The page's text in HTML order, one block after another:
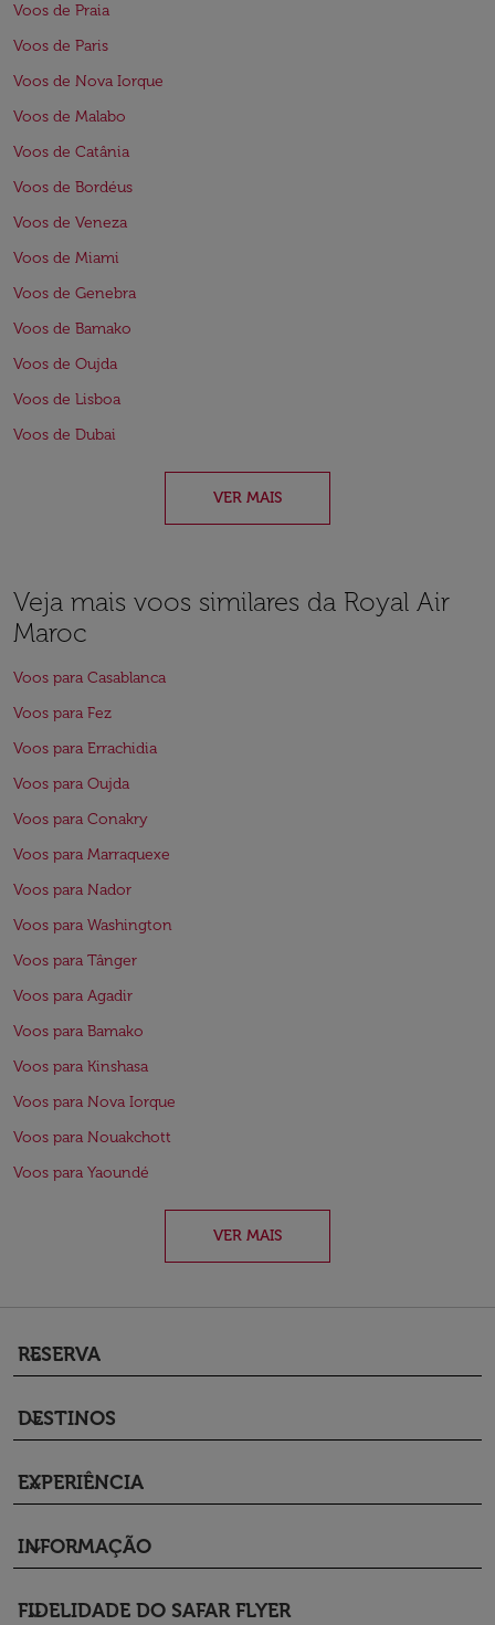
Voos de Praia
Voos de Paris
Voos de Nova Iorque
Voos de Malabo
Voos de Catânia
Voos de Bordéus
Voos de Veneza
Voos de Miami
Voos de Genebra
Voos de Bamako
Voos de Oujda
Voos de Lisboa
Voos de Dubai
VER MAIS
Veja mais voos similares da Royal Air
Maroc
Voos para Casablanca
Voos para Fez
Voos para Errachidia
Voos para Oujda
Voos para Conakry
Voos para Marraquexe
Voos para Nador
Voos para Washington
Voos para Tânger
Voos para Agadir
Voos para Bamako
Voos para Kinshasa
Voos para Nova Iorque
Voos para Nouakchott
Voos para Yaoundé
VER MAIS
RESERVA
keyboard_arrow_down
DESTINOS
keyboard_arrow_down
EXPERIÊNCIA
keyboard_arrow_down
INFORMAÇÃO
keyboard_arrow_down
FIDELIDADE DO SAFAR FLYER
keyboard_arrow_down